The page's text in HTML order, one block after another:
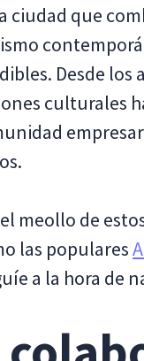
ciudad que
Desde los
culturales
meollo de
las populares
a la hora de